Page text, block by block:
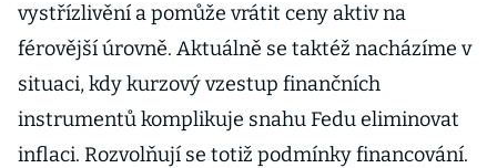
vystřízlivění a pomůže vrátit ceny aktiv na
férovější úrovně. Aktuálně se taktéž nacházíme v
situaci, kdy kurzový vzestup finančních
instrumentů komplikuje snahu Fedu eliminovat
inflaci. Rozvolňují se totiž podmínky financování.